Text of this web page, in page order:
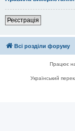
Реєстрація
Всі розділи форуму
Працює
Український